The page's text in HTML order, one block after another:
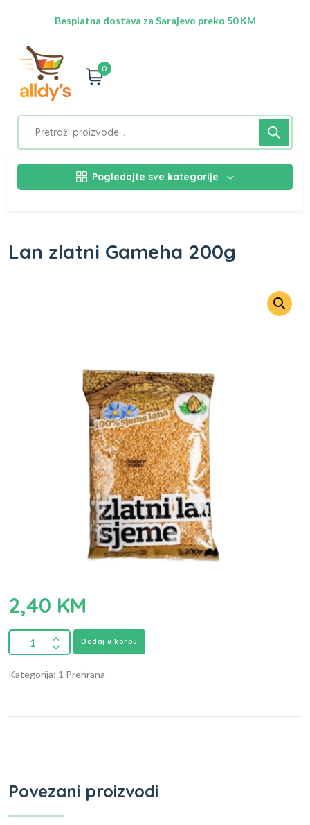
Besplatna dostava za Sarajevo preko 50 KM
0
Pogledajte sve kategorije
Lan zlatni Gameha 200g
2,40 KM
Dodaj u korpu
Kategorija: 1 Prehrana
Povezani proizvodi